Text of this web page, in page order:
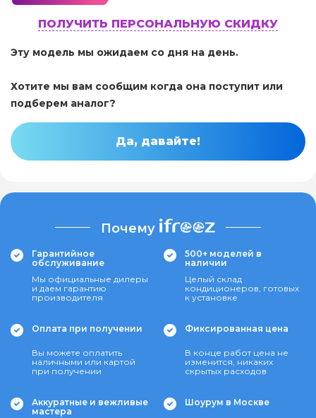
ПОЛУЧИТЬ ПЕРСОНАЛЬНУЮ СКИДКУ
Эту модель мы ожидаем со дня на день.
Хотите мы вам сообщим когда она поступит или
подберем аналог?
Да, давайте!
Почему
Гарантийное
обслуживание
Мы официальные дилеры
и даем гарантию
производителя
500+ моделей в
наличии
Целый склад
кондиционеров, готовых
к установке
Оплата при получении
Вы можете оплатить
наличными или картой
при получении
Фиксированная цена
В конце работ цена не
изменится, никаких
скрытых расходов
Аккуратные и вежливые
мастера
Шоурум в Москве